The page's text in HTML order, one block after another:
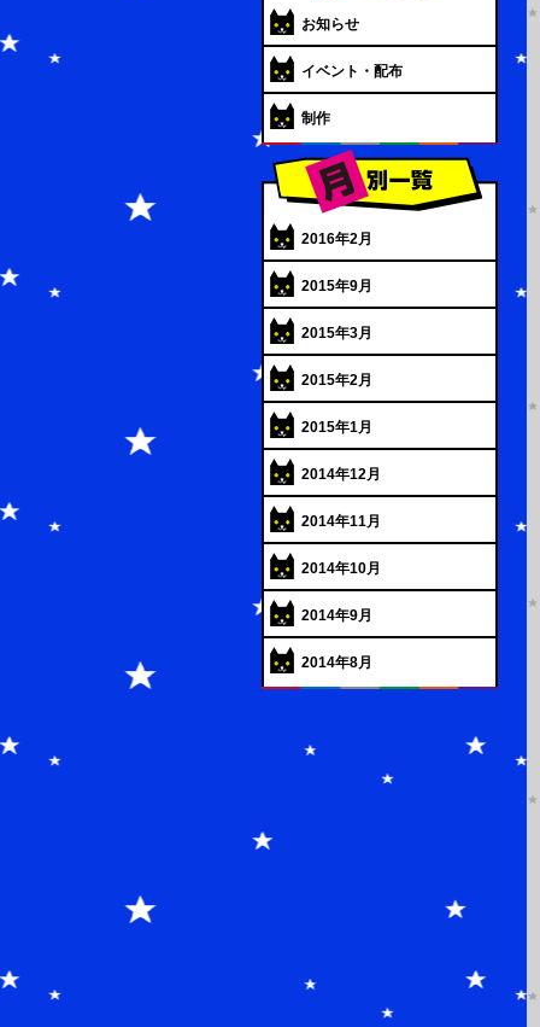
お知らせ
イベント・配布
制作
2016年2月
2015年9月
2015年3月
2015年2月
2015年1月
2014年12月
2014年11月
2014年10月
2014年9月
2014年8月